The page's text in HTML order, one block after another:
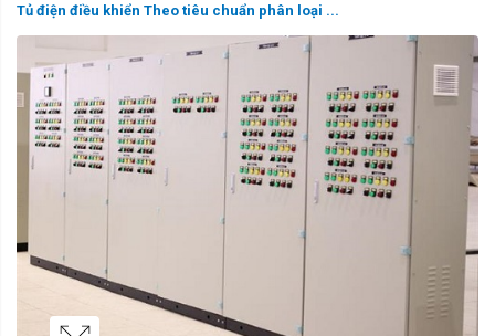
Tủ điện điều khiển Theo tiêu chuẩn phân loại ...